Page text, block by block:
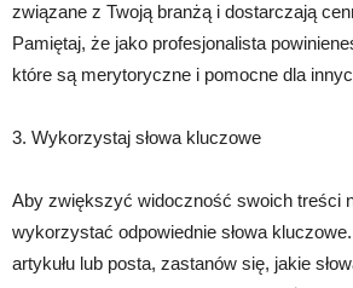
związane z Twoją branżą i dostarczają
Pamiętaj, że jako profesjonalista
które są merytoryczne i pomocne dla
3. Wykorzystaj słowa kluczowe
Aby zwiększyć widoczność swoich treści
wykorzystać odpowiednie słowa
artykułu lub posta, zastanów się, jakie